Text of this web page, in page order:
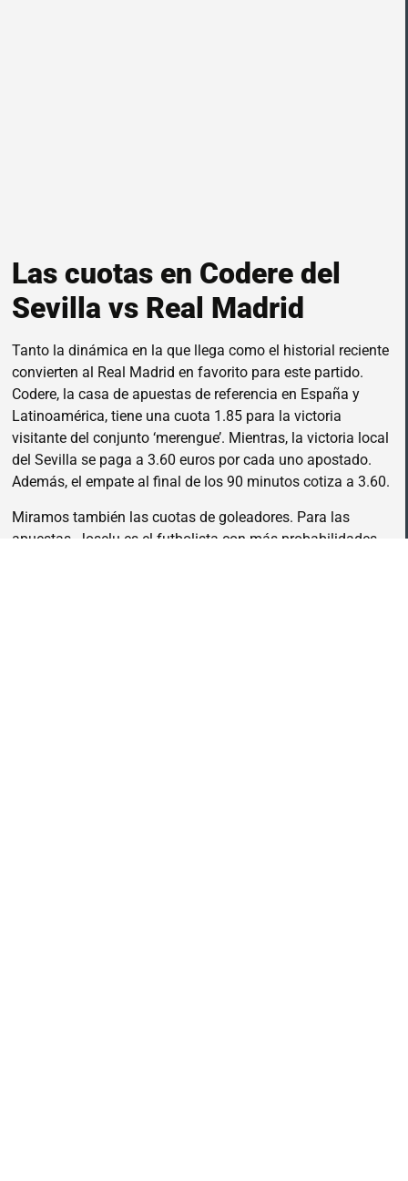
Las cuotas en Codere del
Sevilla vs Real Madrid
Tanto la dinámica en la que llega como el historial reciente
convierten al Real Madrid en favorito para este partido.
Codere, la casa de apuestas de referencia en España y
Latinoamérica, tiene una cuota 1.85 para la victoria
visitante del conjunto ‘merengue’. Mientras, la victoria local
del Sevilla se paga a 3.60 euros por cada uno apostado.
Además, el empate al final de los 90 minutos cotiza a 3.60.
Miramos también las cuotas de goleadores. Para las
apuestas, Joselu es el futbolista con más probabilidades